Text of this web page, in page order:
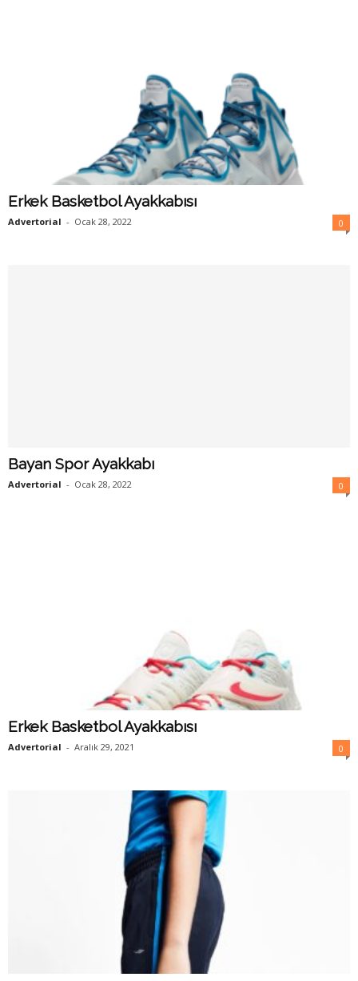
Erkek Basketbol Ayakkabısı
Advertorial - Ocak 28, 2022 0
Bayan Spor Ayakkabı
Advertorial - Ocak 28, 2022 0
Erkek Basketbol Ayakkabısı
Advertorial - Aralık 29, 2021 0